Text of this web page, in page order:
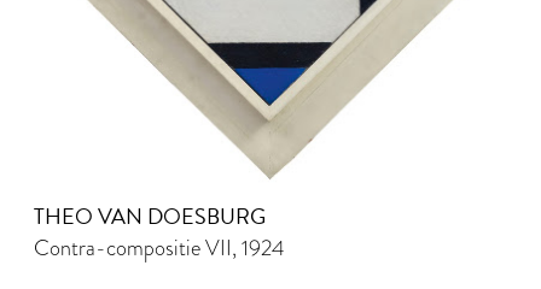
THEO VAN DOESBURG
Contra-compositie VII, 1924